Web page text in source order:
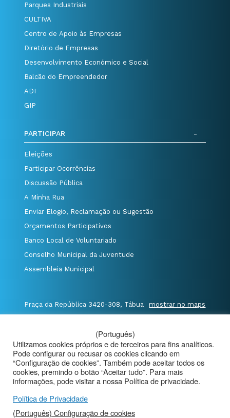
Parques Industriais
CULTIVA
Centro de Apoio às Empresas
Diretório de Empresas
Desenvolvimento Económico e Social
Balcão do Empreendedor
ADI
GIP
PARTICIPAR
Eleições
Participar Ocorrências
Discussão Pública
A Minha Rua
Enviar Elogio, Reclamação ou Sugestão
Orçamentos Participativos
Banco Local de Voluntariado
Conselho Municipal da Juventude
Assembleia Municipal
Praça da República 3420-308, Tábua mostrar no maps
E. geral@cm-tabua.pt
@Município de Tábua | Mapa do Portal
|
Politica de Privacidade
|
Aviso de Privacidade - Videovigilância
(Português)
Utilizamos cookies próprios e de terceiros para fins analíticos.
Pode configurar ou recusar os cookies clicando em
“Configuração de cookies”. Também pode aceitar todos os
cookies, premindo o botão “Aceitar tudo”. Para mais
informações, pode visitar a nossa Política de privacidade.
Política de Privacidade
(Português) Configuração de cookies